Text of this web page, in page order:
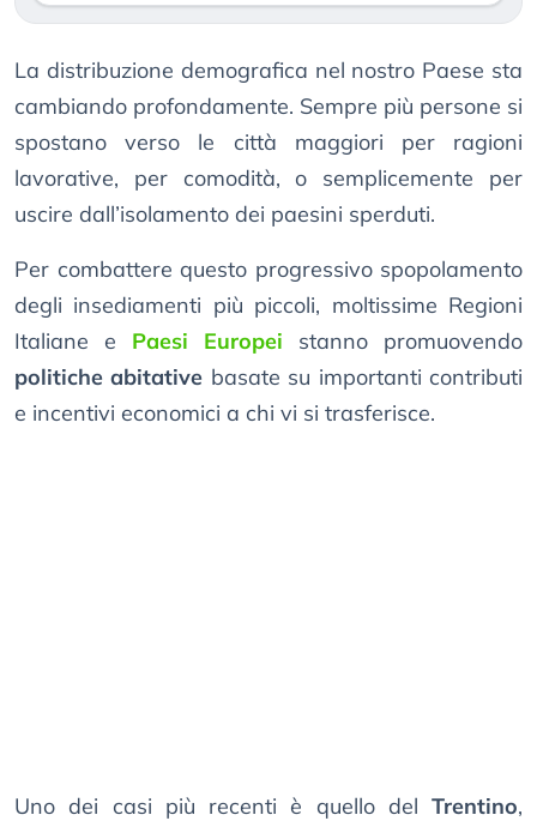
La distribuzione demografica nel nostro Paese sta
cambiando profondamente. Sempre più persone si
spostano verso le città maggiori per ragioni
lavorative, per comodità, o semplicemente per
uscire dall’isolamento dei paesini sperduti.
Per combattere questo progressivo spopolamento
degli insediamenti più piccoli, moltissime Regioni
Italiane e Paesi Europei stanno promuovendo
politiche abitative basate su importanti contributi
e incentivi economici a chi vi si trasferisce.
Uno dei casi più recenti è quello del Trentino,